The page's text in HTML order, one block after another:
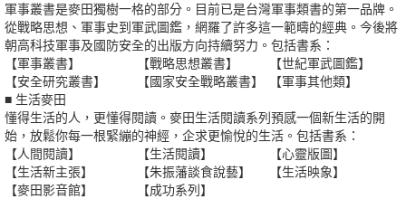
軍事叢書是麥田獨樹一格的部分。目前已是台灣軍事類書的第一品牌。
從戰略思想、軍事史到軍武圖鑑，網羅了許多這一範疇的經典。今後將
朝高科技軍事及國防安全的出版方向持續努力。包括書系：
【軍事叢書】
【戰略思想叢書】
【世紀軍武圖鑑】
【安全研究叢書】
【國家安全戰略叢書】
【軍事其他類】
■ 生活麥田
懂得生活的人，更懂得閱讀。麥田生活閱讀系列預感一個新生活的開
始，放鬆你每一根緊繃的神經，企求更愉悅的生活。包括書系：
【人間閱讀】
【生活閱讀】
【心靈版圖】
【生活新主張】
【朱振藩談食說藝】
【生活映象】
【麥田影音館】
【成功系列】